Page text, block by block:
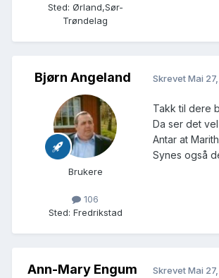
Sted: Ørland,Sør-
Trøndelag
Bjørn Angeland
Brukere
106
Sted: Fredrikstad
SkrevetMai 27,
Takk til dere
Da ser det
Antar at
Synes også
Ann-Mary Engum SkrevetMai 27,